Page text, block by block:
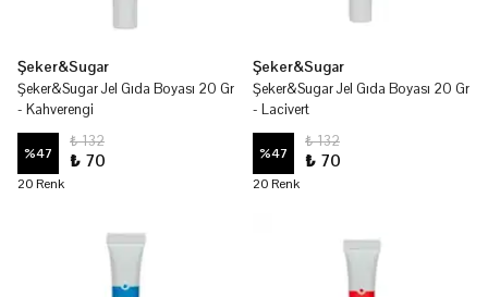
Şeker&Sugar
Şeker&Sugar Jel Gıda Boyası 20 Gr
- Kahverengi
%47
₺ 132
₺ 70
20 Renk
Şeker&Sugar
Şeker&Sugar Jel Gıda Boyası 20 Gr
- Lacivert
%47
₺ 132
₺ 70
20 Renk